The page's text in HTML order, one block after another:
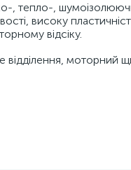
тепло-,
високу
відсіку.
моторний